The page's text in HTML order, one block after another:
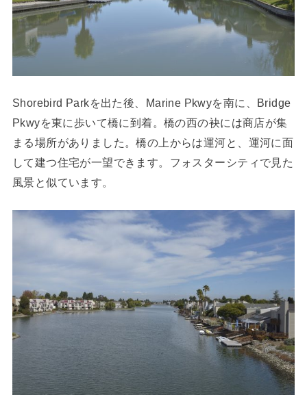
Shorebird Parkを出た後、Marine Pkwyを南に、Bridge
Pkwyを東に歩いて橋に到着。橋の西の袂には商店が集
まる場所がありました。橋の上からは運河と、運河に面
して建つ住宅が一望できます。フォスターシティで見た
風景と似ています。